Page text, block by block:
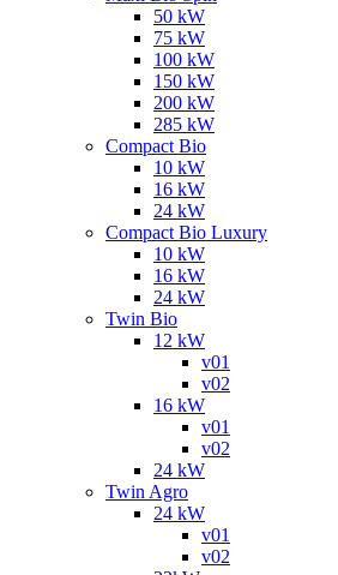
50 kW
75 kW
100 kW
150 kW
200 kW
285 kW
Compact Bio
10 kW
16 kW
24 kW
Compact Bio Luxury
10 kW
16 kW
24 kW
Twin Bio
12 kW
v01
v02
16 kW
v01
v02
24 kW
Twin Agro
24 kW
v01
v02